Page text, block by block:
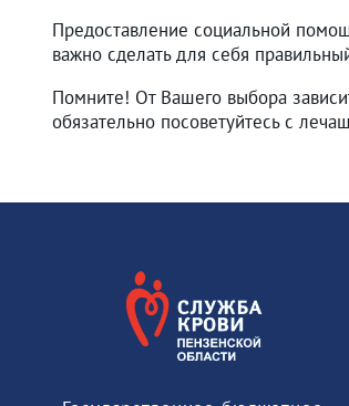
Предоставление социальной
важно сделать для себя
Помните! От Вашего выбора
обязательно посоветуйтесь с